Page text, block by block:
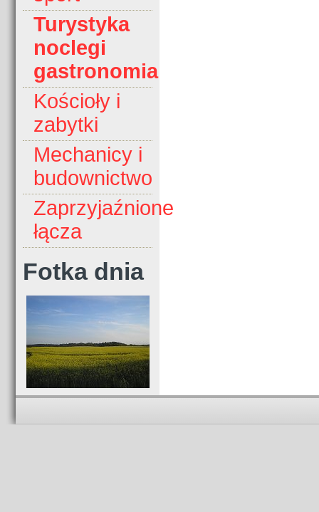
Turystyka
noclegi
gastronomia
Kościoły i
zabytki
Mechanicy i
budownictwo
Zaprzyjaźnione
łącza
Fotka dnia